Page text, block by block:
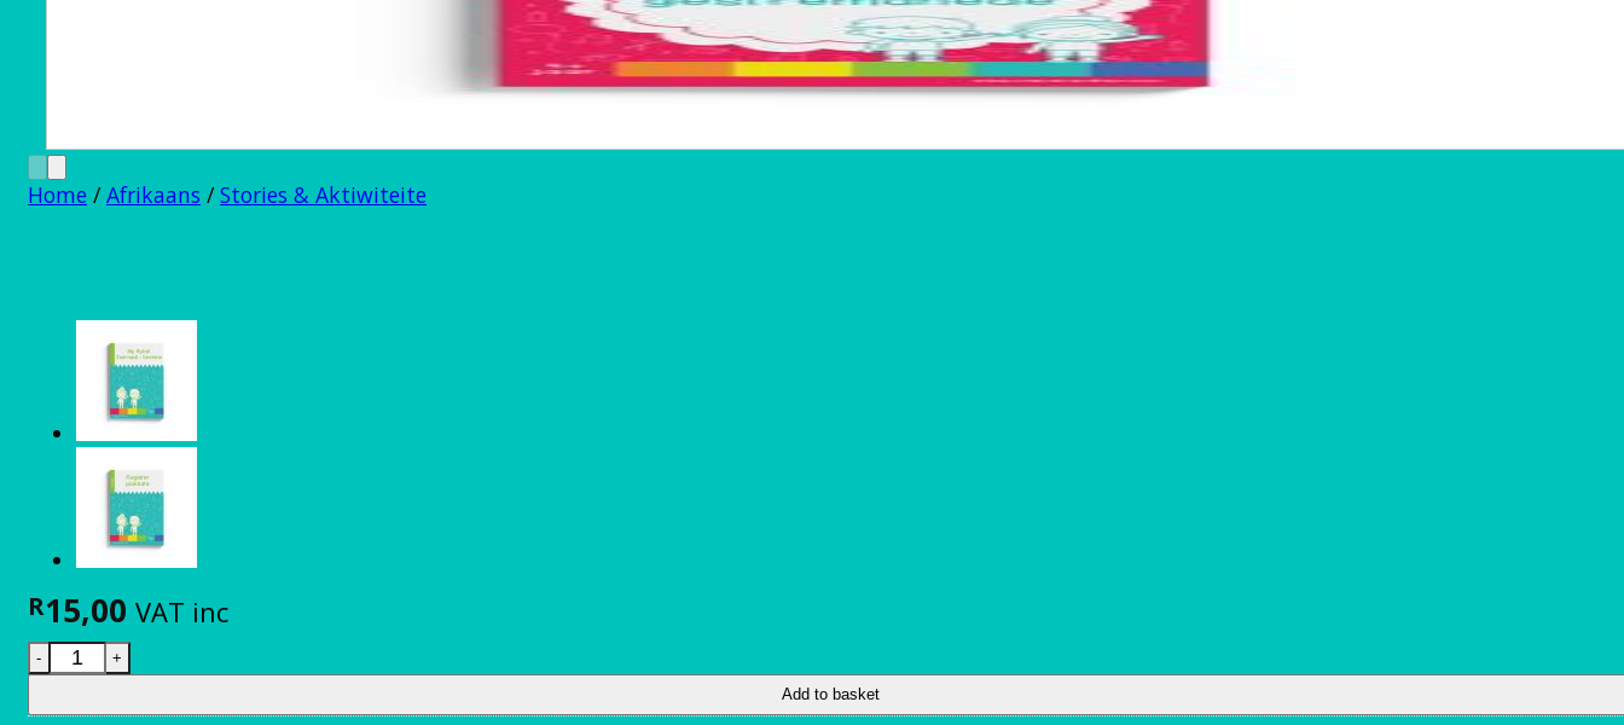
Home / Afrikaans / Stories & Aktiwiteite
R15,00 VAT inc
Leer oor verskillende gestremdhede quantity
Add to basket